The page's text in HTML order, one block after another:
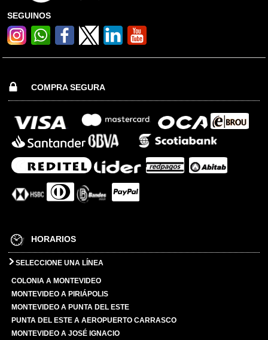
SEGUINOS
COMPRA SEGURA
HORARIOS
SELECCIONE UNA LÍNEA
COLONIA A MONTEVIDEO
MONTEVIDEO A PIRIÁPOLIS
MONTEVIDEO A PUNTA DEL ESTE
PUNTA DEL ESTE A AEROPUERTO CARRASCO
MONTEVIDEO A JOSÉ IGNACIO